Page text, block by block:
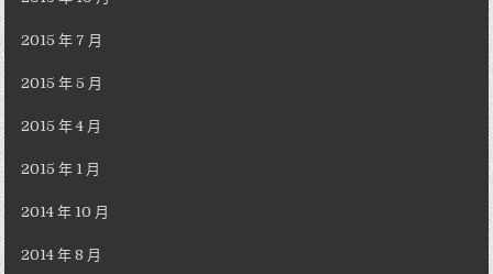
2015 年 7 月
2015 年 5 月
2015 年 4 月
2015 年 1 月
2014 年 10 月
2014 年 8 月